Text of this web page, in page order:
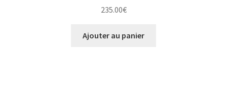
235.00€
Ajouter au panier